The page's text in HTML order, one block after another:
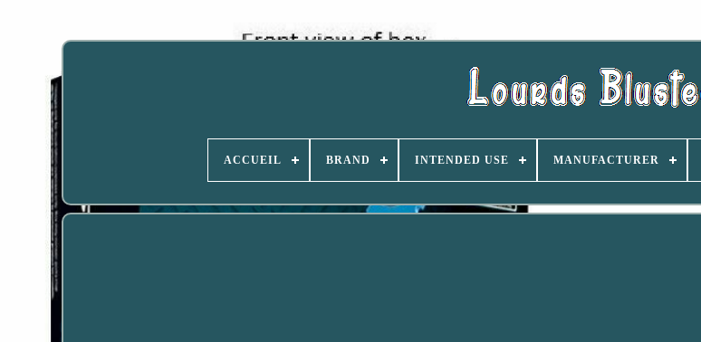
ACCUEIL BRAND INTENDED USE MANUFACTURER